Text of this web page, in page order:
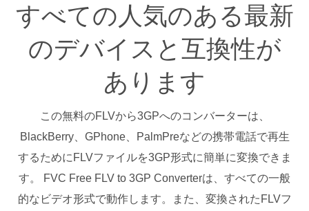
すべての人気のある最新
のデバイスと互換性が
あります
この無料のFLVから3GPへのコンバーターは、
BlackBerry、GPhone、PalmPreなどの携帯電話で再生
するためにFLVファイルを3GP形式に簡単に変換できま
す。 FVC Free FLV to 3GP Converterは、すべての一般
的なビデオ形式で動作します。また、変換されたFLVフ